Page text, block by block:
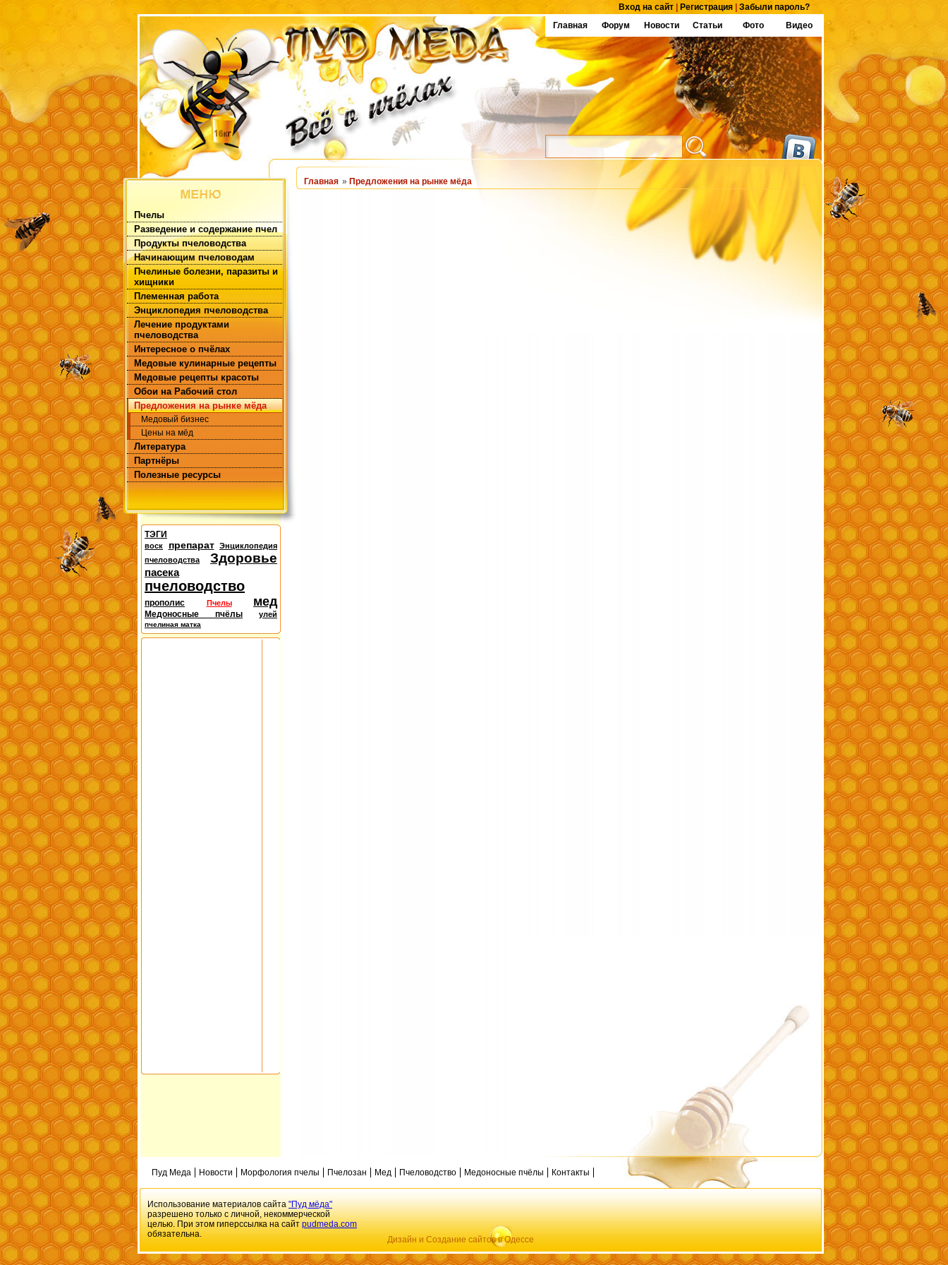
Вход на сайт Регистрация
Забыли пароль?
Главная
Форум Новости Статьи Фото Видео
Пчелы
Разведение и содержание пчел
Продукты пчеловодства
Начинающим пчеловодам
Пчелиные болезни, паразиты и
хищники
Племенная работа
Энциклопедия пчеловодства
Лечение продуктами
пчеловодства
Интересное о пчёлах
Медовые кулинарные рецепты
Медовые рецепты красоты
Обои на Рабочий стол
Предложения на рынке мёда
Медовый бизнес
Цены на мёд
Литература
Партнёры
Полезные ресурсы
ТЭГИ
воск препарат
Энциклопедия
пчеловодства
Здоровье
пасека
пчеловодство
прополис Пчелы мед
Медоносные пчёлы улей
пчелиная матка
Главная » Предложения на рынке мёда
Пуд Меда Новости Морфология пчелы Пчелозан Мед Пчеловодство Медоносные пчёлы Контакты
Использование материалов сайта"Пуд мёда"
разрешено только с личной, некоммерческой
целью. При этом гиперссылка на сайтpudmeda.com
обязательна.
Дизайн и Создание сайтов в Одессе